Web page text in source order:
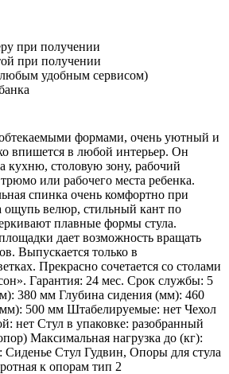
при получении
при получении
удобным сервисом)
формами, очень уютный и
впишется в любой интерьер. Он
кухню, столовую зону, рабочий
или рабочего места ребенка.
спинка очень комфортно при
ощупь велюр, стильный кант по
плавные формы стула.
дает возможность вращать
Выпускается только в
Прекрасно сочетается со столами
Гарантия: 24 мес. Срок службы: 5
380 мм Глубина сидения (мм): 460
500 мм Штабелируемые: нет Чехол
нет Стул в упаковке: разобранный
Максимальная нагрузка до (кг):
Сиденье Стул Гудвин, Опоры для стула
к опорам тип 2